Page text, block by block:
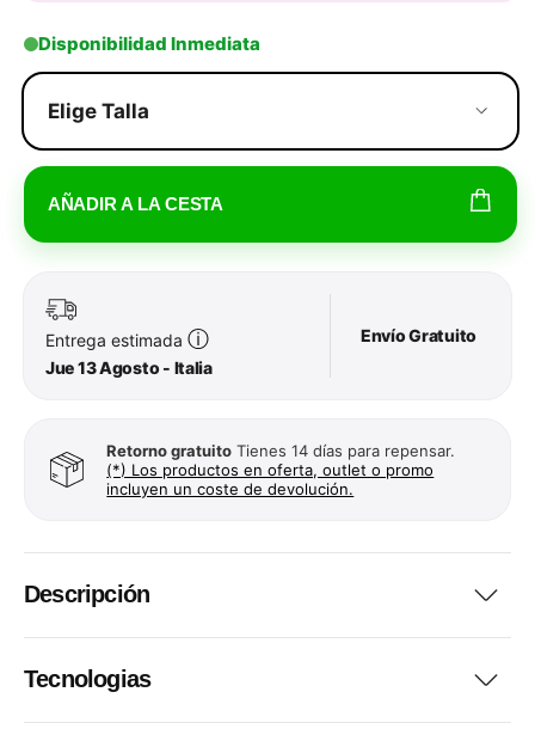
Disponibilidad Inmediata
Elige Talla
AÑADIR A LA CESTA
Entrega estimada ⓘ
Jue 13 Agosto - Italia
Envío Gratuito
Retorno gratuito Tienes 14 días para repensar.
(*) Los productos en oferta, outlet o promo
incluyen un coste de devolución.
Descripción
Tecnologias